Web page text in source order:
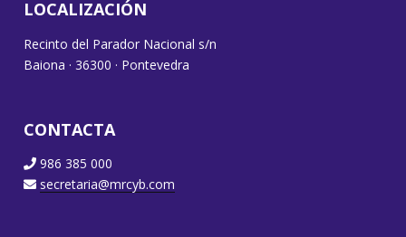
LOCALIZACIÓN
Recinto del Parador Nacional s/n
Baiona · 36300 · Pontevedra
CONTACTA
986 385 000
secretaria@mrcyb.com